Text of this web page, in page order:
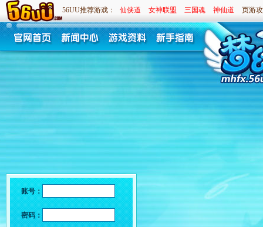
56UU推荐游戏： 仙侠道 女神联盟 三国魂 神仙道 页游
账号：
密码：